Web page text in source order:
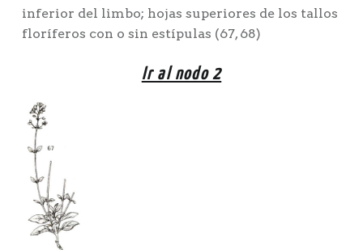
inferior del limbo; hojas superiores de los tallos
floríferos con o sin estípulas (67, 68)
Ir al nodo 2